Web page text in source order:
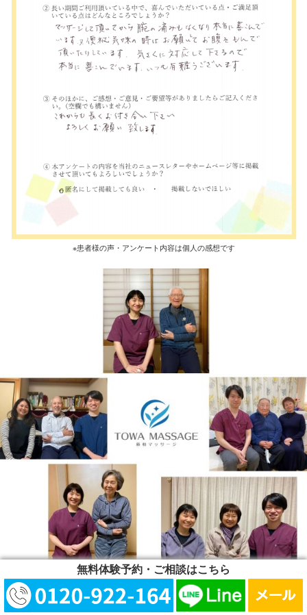
無料体験予約・ご相談はこちら
※患者様の声・アンケート内容は個人の感想です
⇒【患者様の声】はこちら